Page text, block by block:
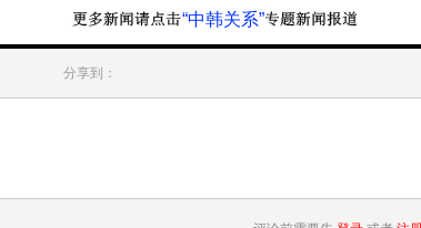
“中韩关系”
分享到：